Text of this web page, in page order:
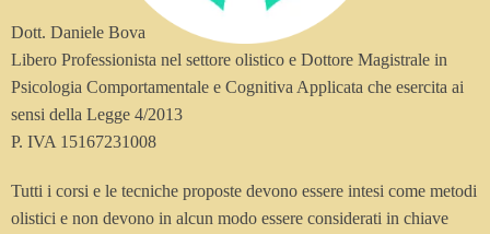
Dott. Daniele Bova
Libero Professionista nel settore olistico e Dottore Magistrale in
Psicologia Comportamentale e Cognitiva Applicata che esercita ai
sensi della Legge 4/2013
P. IVA 15167231008
Tutti i corsi e le tecniche proposte devono essere intesi come metodi
olistici e non devono in alcun modo essere considerati in chiave